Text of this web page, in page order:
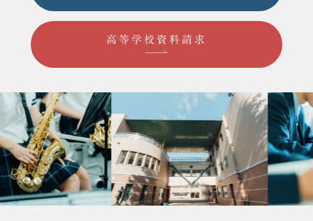
高等学校資料請求